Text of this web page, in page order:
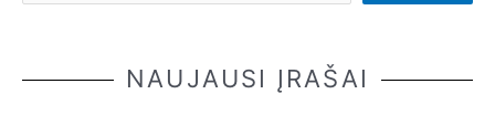
NAUJAUSI ĮRAŠAI